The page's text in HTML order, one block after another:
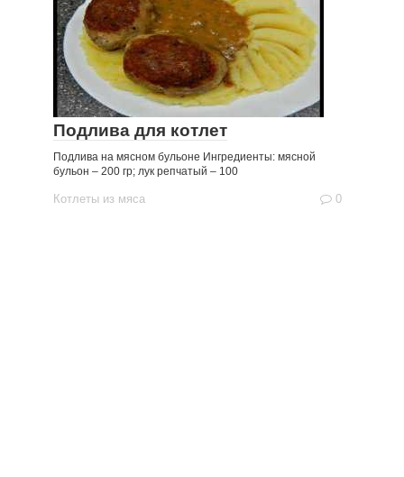
Подлива для котлет
Подлива на мясном бульоне Ингредиенты: мясной
бульон – 200 гр; лук репчатый – 100
Котлеты из мяса 0